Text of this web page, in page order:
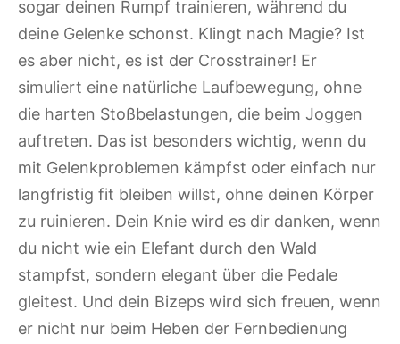
sogar deinen Rumpf trainieren, während du
deine Gelenke schonst. Klingt nach Magie? Ist
es aber nicht, es ist der Crosstrainer! Er
simuliert eine natürliche Laufbewegung, ohne
die harten Stoßbelastungen, die beim Joggen
auftreten. Das ist besonders wichtig, wenn du
mit Gelenkproblemen kämpfst oder einfach nur
langfristig fit bleiben willst, ohne deinen Körper
zu ruinieren. Dein Knie wird es dir danken, wenn
du nicht wie ein Elefant durch den Wald
stampfst, sondern elegant über die Pedale
gleitest. Und dein Bizeps wird sich freuen, wenn
er nicht nur beim Heben der Fernbedienung